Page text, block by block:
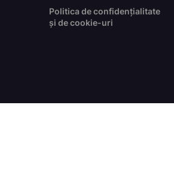
Politica de confidențialitate
și de cookie-uri